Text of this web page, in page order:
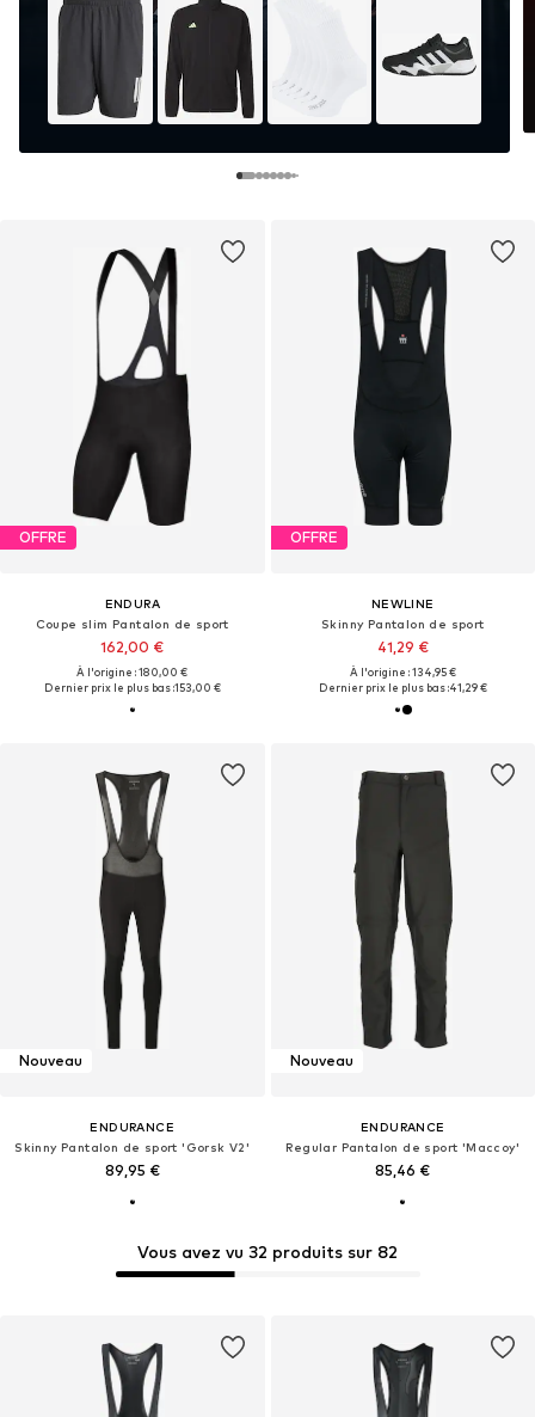
OFFRE
ENDURA
Coupe slim Pantalon de sport
162,00 €
À l'origine : 180,00 €
Dernier prix le plus bas :153,00 €
OFFRE
NEWLINE
Skinny Pantalon de sport
41,29 €
À l'origine : 134,95 €
Dernier prix le plus bas :41,29 €
Nouveau
ENDURANCE
Skinny Pantalon de sport 'Gorsk V2'
89,95 €
Nouveau
ENDURANCE
Regular Pantalon de sport 'Maccoy'
85,46 €
Vous avez vu 32 produits sur 82